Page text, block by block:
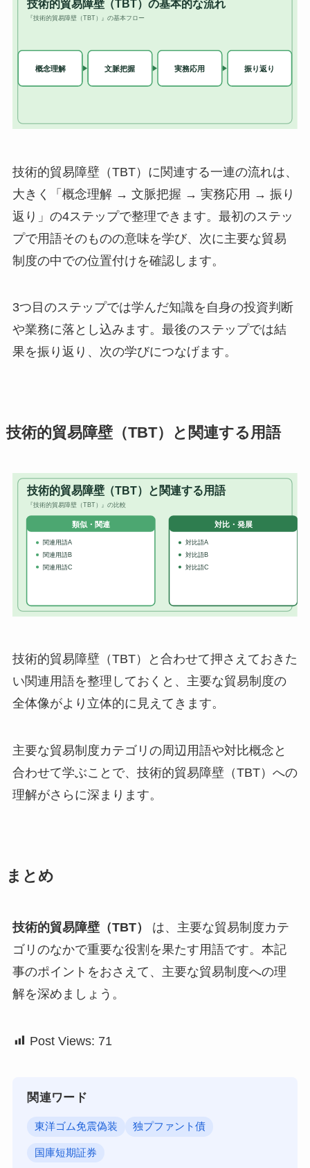
技術的貿易障壁（TBT）に関連する一連の流れは、
大きく「概念理解 → 文脈把握 → 実務応用 → 振り
返り」の4ステップで整理できます。最初のステッ
プで用語そのものの意味を学び、次に主要な貿易
制度の中での位置付けを確認します。
3つ目のステップでは学んだ知識を自身の投資判断
や業務に落とし込みます。最後のステップでは結
果を振り返り、次の学びにつなげます。
技術的貿易障壁（TBT）と関連する用語
技術的貿易障壁（TBT）と合わせて押さえておきた
い関連用語を整理しておくと、主要な貿易制度の
全体像がより立体的に見えてきます。
主要な貿易制度カテゴリの周辺用語や対比概念と
合わせて学ぶことで、技術的貿易障壁（TBT）への
理解がさらに深まります。
まとめ
技術的貿易障壁（TBT）
は、主要な貿易制度カテ
ゴリのなかで重要な役割を果たす用語です。本記
事のポイントをおさえて、主要な貿易制度への理
解を深めましょう。
Post Views: 71
関連ワード
東洋ゴム免震偽装 独プファント債
国庫短期証券